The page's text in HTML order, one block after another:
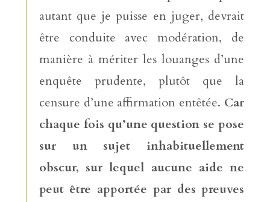
autant que je puisse en juger, devrait
être conduite avec modération, de
manière à mériter les louanges d’une
enquête prudente, plutôt que la
censure d’une affirmation entêtée. Car
chaque fois qu’une question se pose
sur un sujet inhabituellement
obscur, sur lequel aucune aide ne
peut être apportée par des preuves